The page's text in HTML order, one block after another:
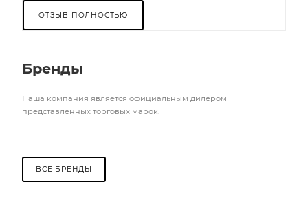
ОТЗЫВ ПОЛНОСТЬЮ
Бренды
Наша компания является официальным дилером
представленных торговых марок.
ВСЕ БРЕНДЫ